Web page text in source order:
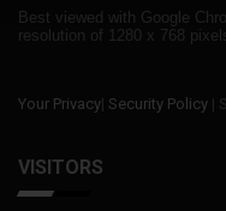
Best viewed with Google
resolution of 1280 x 768
Your Privacy| Security Policy |
VISITORS